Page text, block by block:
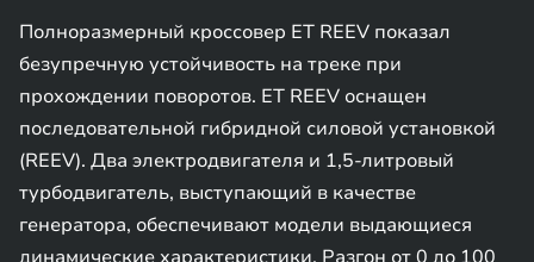
Полноразмерный кроссовер ET REEV показал
безупречную устойчивость на треке при
прохождении поворотов. ET REEV оснащен
последовательной гибридной силовой установкой
(REEV). Два электродвигателя и 1,5-литровый
турбодвигатель, выступающий в качестве
генератора, обеспечивают модели выдающиеся